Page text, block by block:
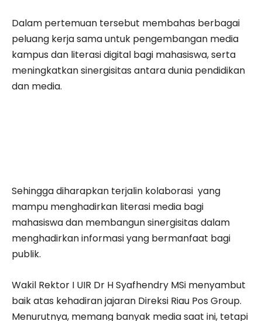
Dalam pertemuan tersebut membahas berbagai
peluang kerja sama untuk pengembangan media
kampus dan literasi digital bagi mahasiswa, serta
meningkatkan sinergisitas antara dunia pendidikan
dan media.
Sehingga diharapkan terjalin kolaborasi yang
mampu menghadirkan literasi media bagi
mahasiswa dan membangun sinergisitas dalam
menghadirkan informasi yang bermanfaat bagi
publik.
Wakil Rektor I UIR Dr H Syafhendry MSi menyambut
baik atas kehadiran jajaran Direksi Riau Pos Group.
Menurutnya, memang banyak media saat ini, tetapi